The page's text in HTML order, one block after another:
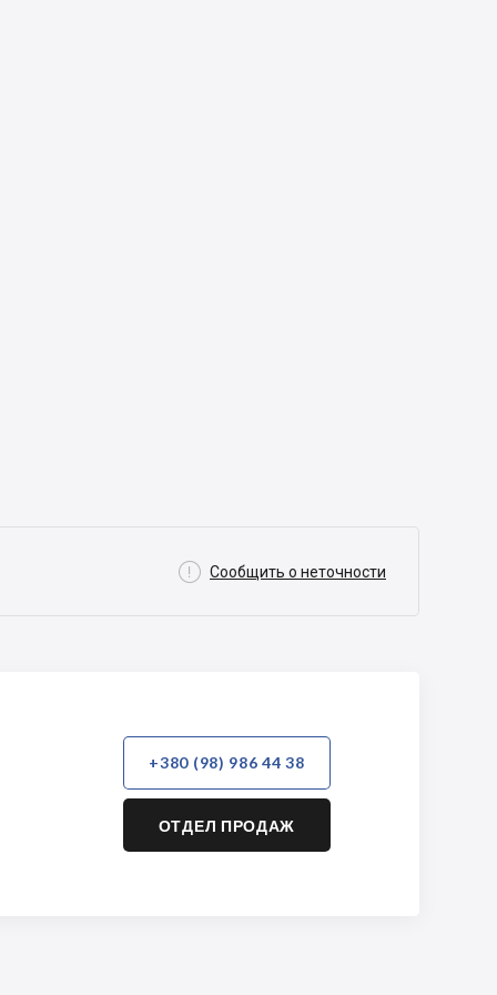
 Сообщить о неточности
+380 (98) 986 44 38
ОТДЕЛ ПРОДАЖ